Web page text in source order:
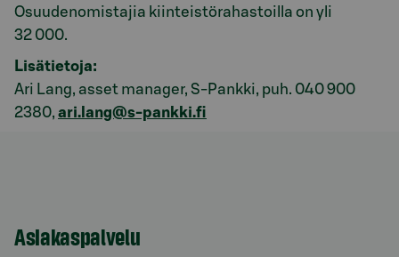
Osuudenomistajia kiinteistörahastoilla on yli
32 000.
Lisätietoja:
Ari Lang, asset manager, S-Pankki, puh. 040 900
2380, ari.lang@s-pankki.fi
Asiakaspalvelu